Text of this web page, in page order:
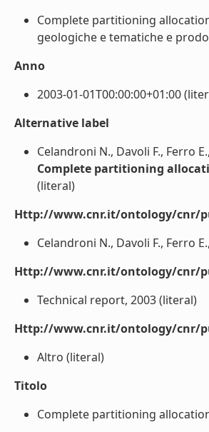
Complete partitioning
geologiche e tematiche e
Anno
2003-01-01T00:00:00+01:00
Alternative label
Celandroni N., Davoli F., Ferro
Complete partitioning
(literal)
Http://www.cnr.it/ontology/cnr/
Celandroni N., Davoli F., Ferro
Http://www.cnr.it/ontology/cnr/
Technical report, 2003 (literal)
Http://www.cnr.it/ontology/cnr/
Altro (literal)
Titolo
Complete partitioning